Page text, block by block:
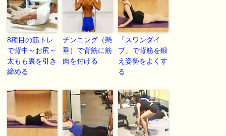
8種目の筋トレ
で背中～お尻～
太もも裏を引き
締める
チンニング（懸
垂）で背筋に筋
肉を付ける
「スワンダイ
ブ」で背筋を鍛
え姿勢をよくす
る